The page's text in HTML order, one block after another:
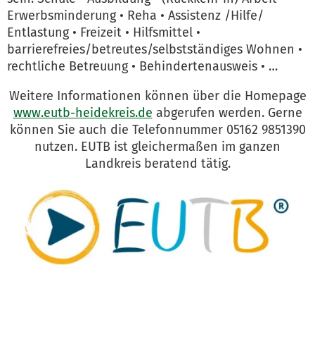
Erwerbsminderung • Reha • Assistenz /Hilfe/
Entlastung • Freizeit • Hilfsmittel •
barrierefreies/betreutes/selbstständiges Wohnen •
rechtliche Betreuung • Behindertenausweis • …
Weitere Informationen können über die Homepage
www.eutb-heidekreis.de abgerufen werden. Gerne
können Sie auch die Telefonnummer 05162 9851390
nutzen. EUTB ist gleichermaßen im ganzen
Landkreis beratend tätig.